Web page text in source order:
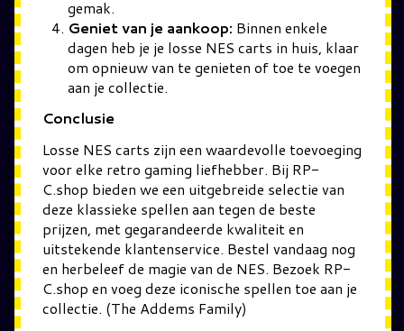
gemak.
Geniet van je aankoop: Binnen enkele
dagen heb je je losse NES carts in huis, klaar
om opnieuw van te genieten of toe te voegen
aan je collectie.
Conclusie
Losse NES carts zijn een waardevolle toevoeging
voor elke retro gaming liefhebber. Bij RP-
C.shop bieden we een uitgebreide selectie van
deze klassieke spellen aan tegen de beste
prijzen, met gegarandeerde kwaliteit en
uitstekende klantenservice. Bestel vandaag nog
en herbeleef de magie van de NES. Bezoek RP-
C.shop en voeg deze iconische spellen toe aan je
collectie. (The Addems Family)